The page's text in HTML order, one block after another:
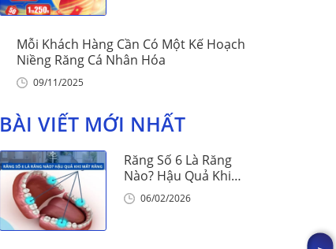
Mỗi Khách Hàng Cần Có Một Kế Hoạch
Niềng Răng Cá Nhân Hóa
09/11/2025
BÀI VIẾT MỚI NHẤT
Răng Số 6 Là Răng
Nào? Hậu Quả Khi
Mất Răng Số 6
06/02/2026